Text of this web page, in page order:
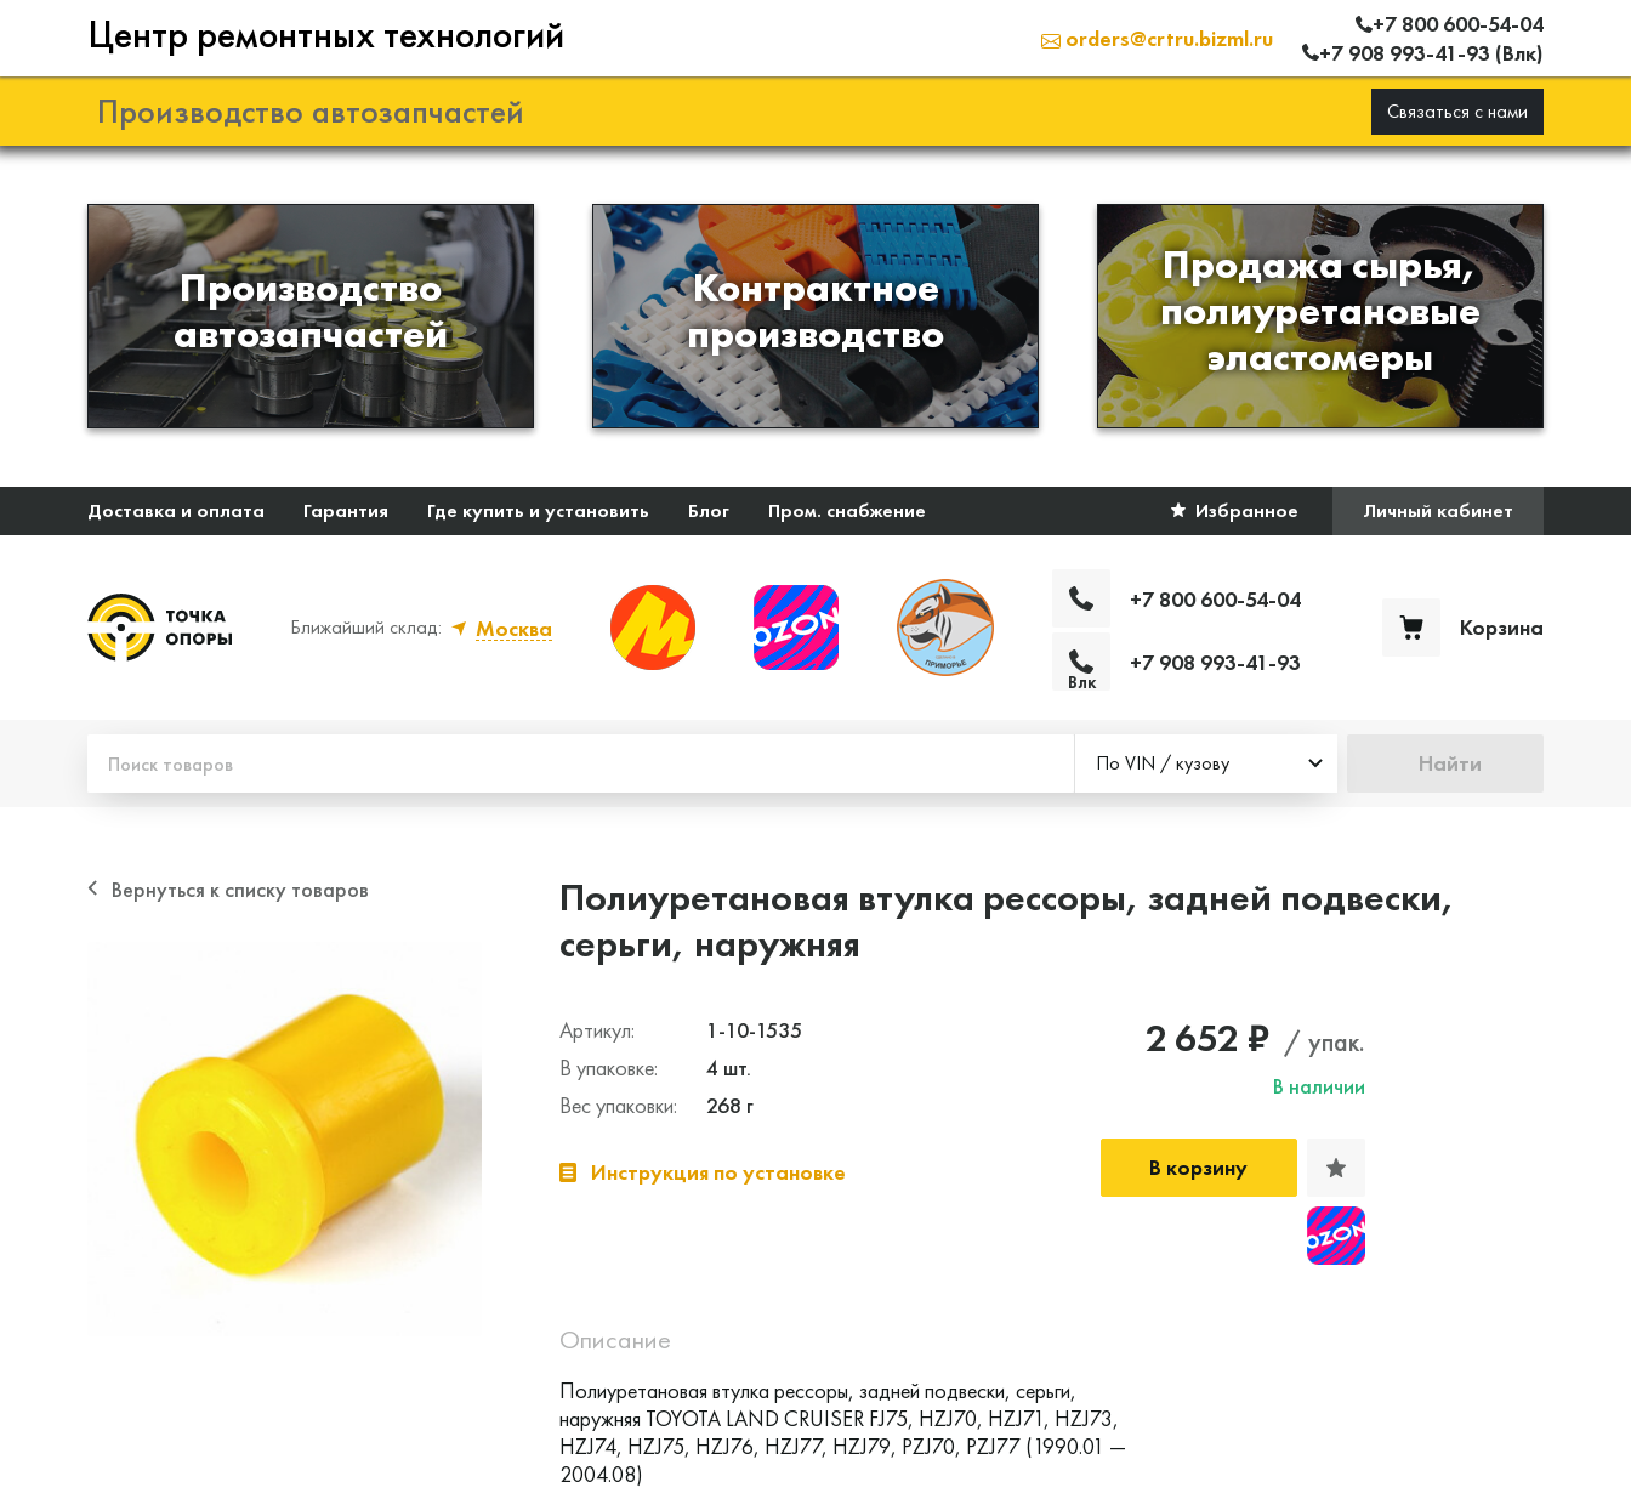
Центр ремонтных технологий orders@crtru.bizml.ru
+7 800 600-54-04
+7 908 993-41-93 (Влк)
Производство автозапчастей Связаться с нами
Производство
автозапчастей
Разработка и
производство деталей из
эластомеров для подвески
автомобиля
Контрактное
производство
Производство изделий из
пластиков и полимеров по
образцам либо чертежам
заказчика
Продажа сырья,
полиуретановые
эластомеры
Продажа сырья для
производства изделий из
полиуретана
Доставка и оплата Гарантия Где купить и установить Блог Пром. снабжение Избранное Личный кабинет
Ближайший склад:
Москва
+7 800 600-54-04
Влк
+7 908 993-41-93
Корзина
По VIN / кузову Найти
Вернуться к списку товаров
Полиуретановая втулка рессоры, задней подвески,
серьги, наружняя
Артикул:
1-10-1535
В упаковке:
4 шт.
Вес упаковки:
268 г
Инструкция по установке
2 652 ₽ / упак.
В наличии
В корзину
Описание
Полиуретановая втулка рессоры, задней подвески, серьги,
наружняя TOYOTA LAND CRUISER FJ75, HZJ70, HZJ71, HZJ73,
HZJ74, HZJ75, HZJ76, HZJ77, HZJ79, PZJ70, PZJ77 (1990.01 —
2004.08)